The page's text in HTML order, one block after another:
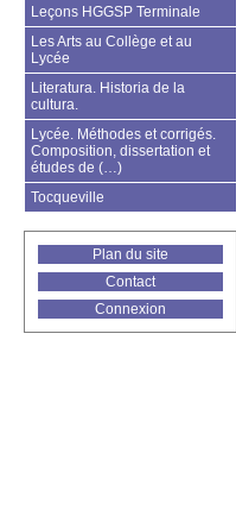
Leçons HGGSP Terminale
Les Arts au Collège et au
Lycée
Literatura. Historia de la
cultura.
Lycée. Méthodes et corrigés.
Composition, dissertation et
études de (…)
Tocqueville
Plan du site
Contact
Connexion